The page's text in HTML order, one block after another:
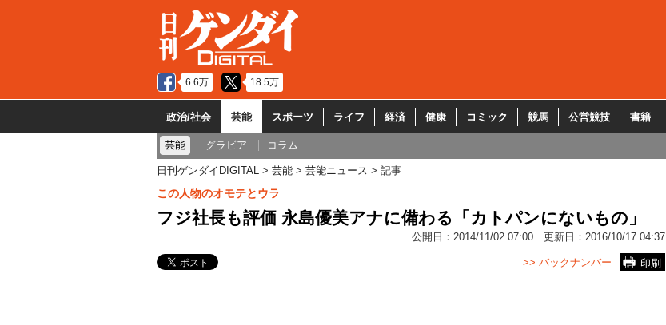
6.6万 18.5万
政治/社会 芸能 スポーツ ライフ 経済 健康 コミック 競馬 公営競技 書籍
芸能 グラビア コラム
日刊ゲンダイDIGITAL 芸能 芸能ニュース 記事
この人物のオモテとウラ
フジ社長も評価 永島優美アナに備わる「カトパンにないもの」
公開日： 2014/11/02 07:00 更新日： 2016/10/17 04:37
印刷
>> バックナンバー